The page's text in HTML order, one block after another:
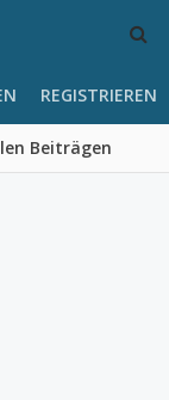
Beiträgen
REGISTRIEREN